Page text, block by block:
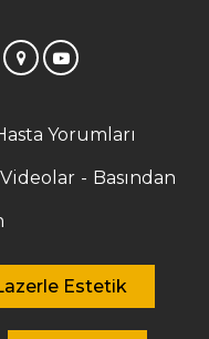
Yorumları
Videolar Basından
Estetik